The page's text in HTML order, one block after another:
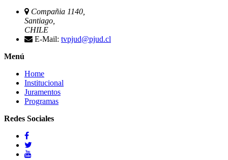
Compañia 1140,
Santiago,
CHILE
E-Mail: tvpjud@pjud.cl
Menú
Home
Institucional
Juramentos
Programas
Redes Sociales